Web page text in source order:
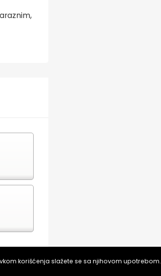
korišćenja slažete se sa njihovom upotrebom.